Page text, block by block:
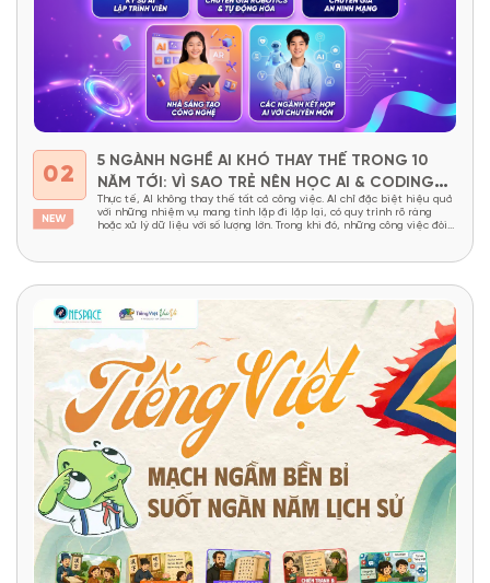
02
5 NGÀNH NGHỀ AI KHÓ THAY THẾ TRONG 10
NĂM TỚI: VÌ SAO TRẺ NÊN HỌC AI & CODING
TỪ SỚM?
Thực tế, AI không thay thế tất cả công việc. AI chỉ đặc biệt hiệu quả
với những nhiệm vụ mang tính lặp đi lặp lại, có quy trình rõ ràng
hoặc xử lý dữ liệu với số lượng lớn. Trong khi đó, những công việc đòi